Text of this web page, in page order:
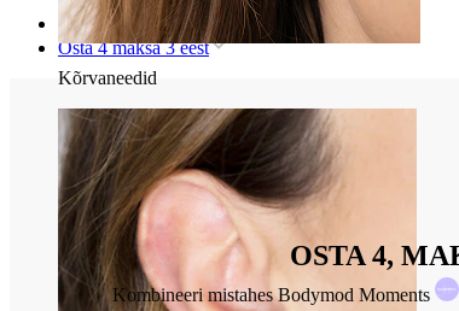
Kõrvaneedid
Avaleht
Osta 4 maksa 3 eest
OSTA 4,
Kombineeri mistahes Bodymod Moments